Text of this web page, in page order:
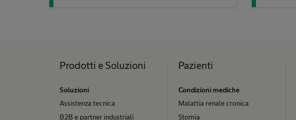
Prodotti e Soluzioni
Soluzioni
Assistenza tecnica
B2B e partner industriali
Pazienti
Condizioni mediche
Malattia renale cronica
Stomia